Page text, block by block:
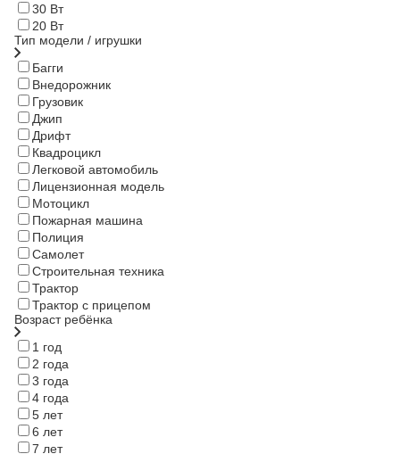
30 Вт
20 Вт
Тип модели / игрушки
Багги
Внедорожник
Грузовик
Джип
Дрифт
Квадроцикл
Легковой автомобиль
Лицензионная модель
Мотоцикл
Пожарная машина
Полиция
Самолет
Строительная техника
Трактор
Трактор с прицепом
Возраст ребёнка
1 год
2 года
3 года
4 года
5 лет
6 лет
7 лет